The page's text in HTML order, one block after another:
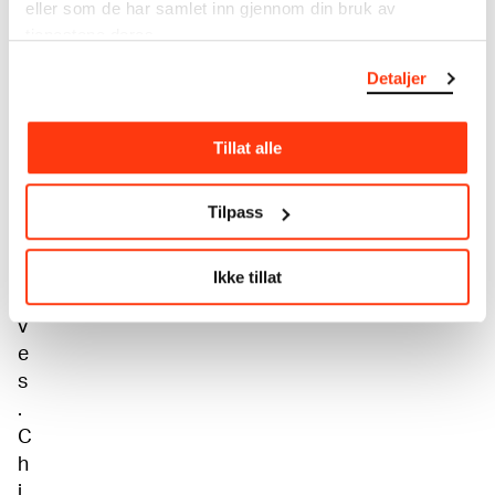
eller som de har samlet inn gjennom din bruk av
Detaljer
Tillat alle
Tilpass
Ikke tillat
e
s
v
e
s
.
C
h